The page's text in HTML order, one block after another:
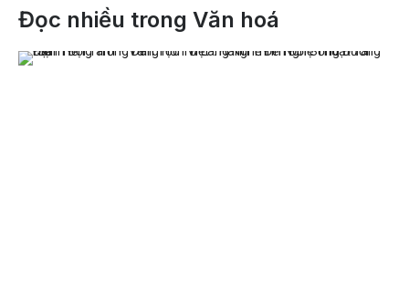
Đọc nhiều trong Văn hoá